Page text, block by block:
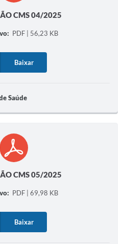
CMS 04/2025
PDF | 56,23 KB
Baixar
Saúde
CMS 05/2025
PDF | 69,98 KB
Baixar